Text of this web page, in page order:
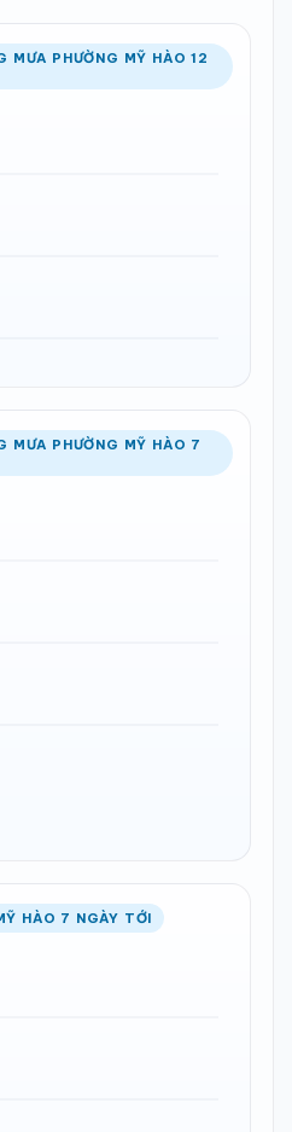
MƯA PHƯỜNG MỸ HÀO 12
MƯA PHƯỜNG MỸ HÀO 7
HÀO 7 NGÀY TỚI